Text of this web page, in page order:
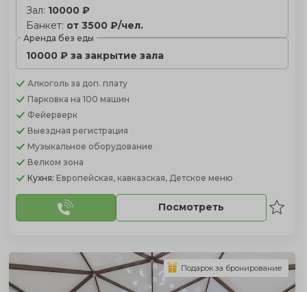
Зал: 10000 ₽
Банкет: от 3500 ₽/чел.
Аренда без еды
10000 ₽ за закрытие зала
Алкоголь за доп. плату
Парковка на 100 машин
Фейерверк
Выездная регистрация
Музыкальное оборудование
Велком зона
Кухня: Европейская, кавказская, Детское меню
Посмотреть
Подарок за бронирование